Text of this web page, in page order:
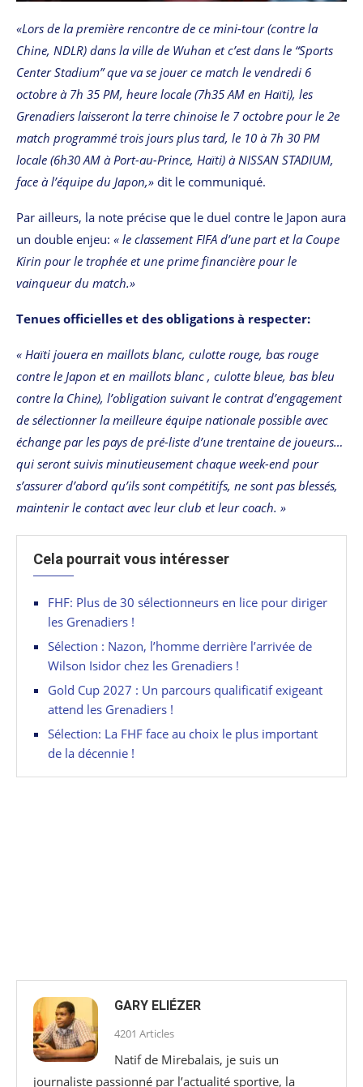
«Lors de la première rencontre de ce mini-tour (contre la
Chine, NDLR) dans la ville de Wuhan et c’est dans le “Sports
Center Stadium” que va se jouer ce match le vendredi 6
octobre à 7h 35 PM, heure locale (7h35 AM en Haïti), les
Grenadiers laisseront la terre chinoise le 7 octobre pour le 2e
match programmé trois jours plus tard, le 10 à 7h 30 PM
locale (6h30 AM à Port-au-Prince, Haïti) à NISSAN STADIUM,
face à l’équipe du Japon,» dit le communiqué.
Par ailleurs, la note précise que le duel contre le Japon aura
un double enjeu: « le classement FIFA d’une part et la Coupe
Kirin pour le trophée et une prime financière pour le
vainqueur du match.»
Tenues officielles et des obligations à respecter:
« Haïti jouera en maillots blanc, culotte rouge, bas rouge
contre le Japon et en maillots blanc , culotte bleue, bas bleu
contre la Chine), l’obligation suivant le contrat d’engagement
de sélectionner la meilleure équipe nationale possible avec
échange par les pays de pré-liste d’une trentaine de joueurs…
qui seront suivis minutieusement chaque week-end pour
s’assurer d’abord qu’ils sont compétitifs, ne sont pas blessés,
maintenir le contact avec leur club et leur coach. »
Cela pourrait vous intéresser
FHF: Plus de 30 sélectionneurs en lice pour diriger
les Grenadiers !
Sélection : Nazon, l’homme derrière l’arrivée de
Wilson Isidor chez les Grenadiers !
Gold Cup 2027 : Un parcours qualificatif exigeant
attend les Grenadiers !
Sélection: La FHF face au choix le plus important
de la décennie !
GARY ELIÉZER
4201 Articles
Natif de Mirebalais, je suis un
journaliste passionné par l’actualité sportive, la